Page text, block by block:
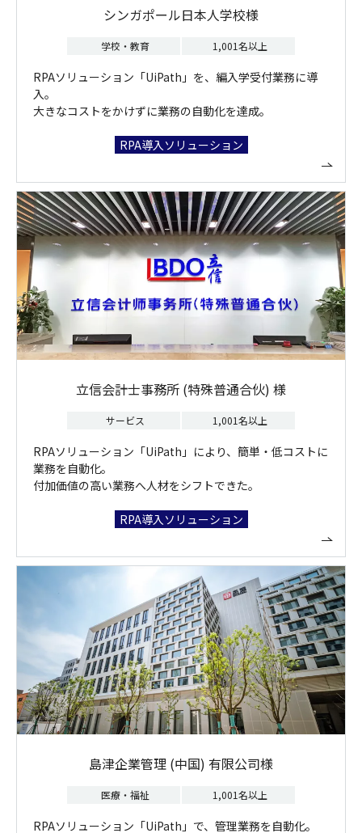
シンガポール日本人学校様
学校・教育 1,001名以上
RPAソリューション「UiPath」を、編入学受付業務に導
入。
大きなコストをかけずに業務の自動化を達成。
RPA導入ソリューション
立信会計士事務所 (特殊普通合伙) 様
サービス 1,001名以上
RPAソリューション「UiPath」により、簡単・低コストに
業務を自動化。
付加価値の高い業務へ人材をシフトできた。
RPA導入ソリューション
島津企業管理 (中国) 有限公司様
医療・福祉 1,001名以上
RPAソリューション「UiPath」で、管理業務を自動化。